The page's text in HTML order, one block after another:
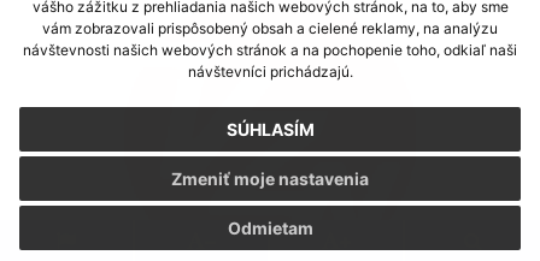
vášho zážitku z prehliadania našich webových stránok, na to, aby sme
vám zobrazovali prispôsobený obsah a cielené reklamy, na analýzu
návštevnosti našich webových stránok a na pochopenie toho, odkiaľ naši
návštevníci prichádzajú.
SÚHLASÍM
Odmietam
Zmeniť moje nastavenia